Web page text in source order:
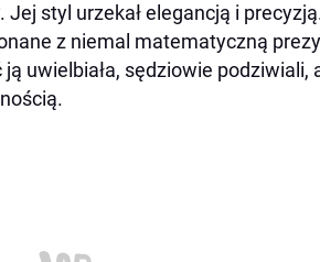
styl urzekał elegancją i
z niemal matematyczną
uwielbiała, sędziowie podziwiali,